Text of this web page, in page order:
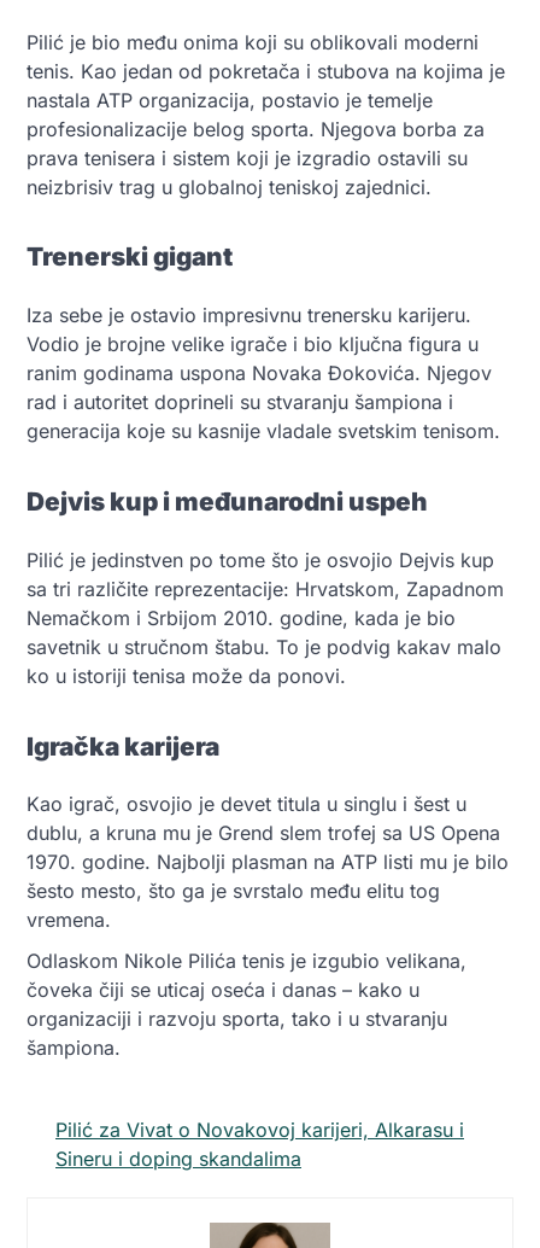
Pilić je bio među onima koji su oblikovali moderni
tenis. Kao jedan od pokretača i stubova na kojima je
nastala ATP organizacija, postavio je temelje
profesionalizacije belog sporta. Njegova borba za
prava tenisera i sistem koji je izgradio ostavili su
neizbrisiv trag u globalnoj teniskoj zajednici.
Trenerski gigant
Iza sebe je ostavio impresivnu trenersku karijeru.
Vodio je brojne velike igrače i bio ključna figura u
ranim godinama uspona Novaka Đokovića. Njegov
rad i autoritet doprineli su stvaranju šampiona i
generacija koje su kasnije vladale svetskim tenisom.
Dejvis kup i međunarodni uspeh
Pilić je jedinstven po tome što je osvojio Dejvis kup
sa tri različite reprezentacije: Hrvatskom, Zapadnom
Nemačkom i Srbijom 2010. godine, kada je bio
savetnik u stručnom štabu. To je podvig kakav malo
ko u istoriji tenisa može da ponovi.
Igračka karijera
Kao igrač, osvojio je devet titula u singlu i šest u
dublu, a kruna mu je Grend slem trofej sa US Opena
1970. godine. Najbolji plasman na ATP listi mu je bilo
šesto mesto, što ga je svrstalo među elitu tog
vremena.
Odlaskom Nikole Pilića tenis je izgubio velikana,
čoveka čiji se uticaj oseća i danas – kako u
organizaciji i razvoju sporta, tako i u stvaranju
šampiona.
Pilić za Vivat o Novakovoj karijeri, Alkarasu i
Sineru i doping skandalima